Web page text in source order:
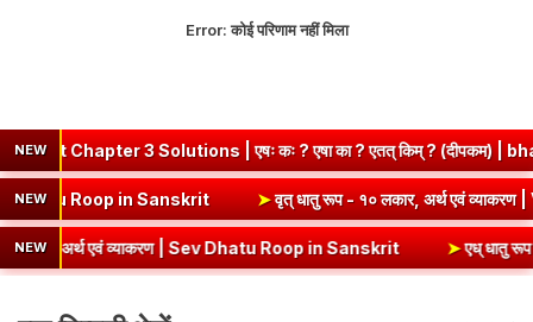
Error:कोई परिणाम नहीं मिला
NEW3 Solutions | एषः कः ? एषा का ? एतत् किम् ? (दीपकम) |
NEW
व्याकरण | Kri Dhatu Roop in Sanskrit ➤वृत् धातु रूप - १० लकार,
NEW
एवं व्याकरण | Sev Dhatu Roop in Sanskrit ➤एध् धातु रूप - १०